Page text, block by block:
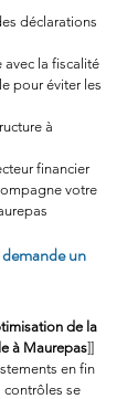
déclarations
avec la fiscalité
pour éviter les
à
financier
votre
un
de la
à Maurepas]]
en fin
contrôles se